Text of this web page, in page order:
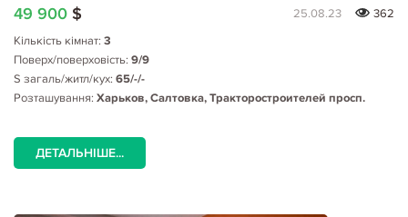
49 900 $ 25.08.23
362
Кількість кімнат: 3
Поверх/поверховість: 9/9
S загаль/житл/кух: 65/-/-
Розташування: Харьков, Салтовка, Тракторостроителей просп.
ДЕТАЛЬНІШЕ...